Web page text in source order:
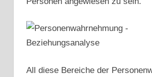
All diese Bereiche der